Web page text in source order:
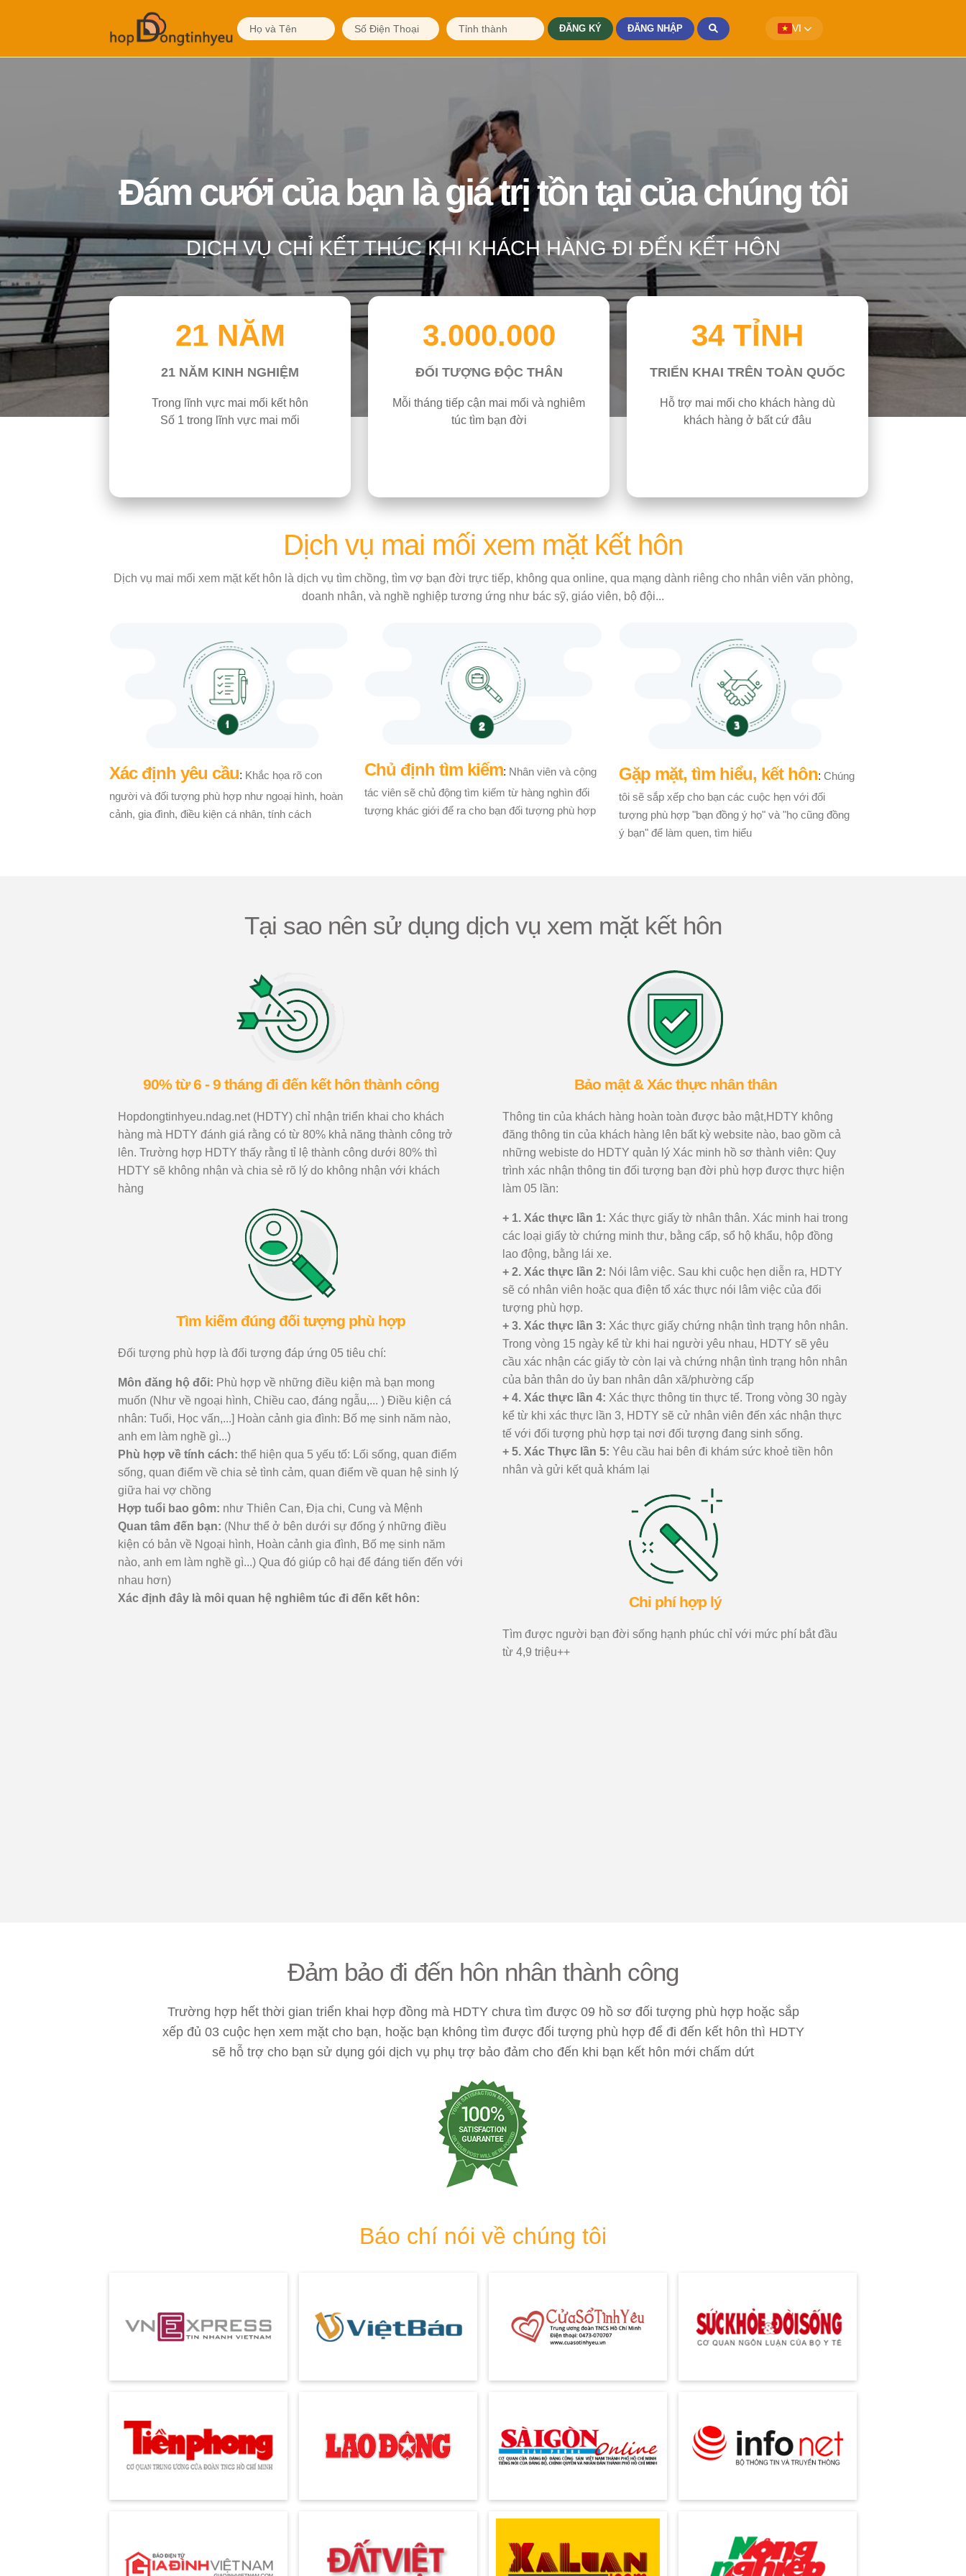
ĐĂNG KÝ ĐĂNG NHẬP VI
Đám cưới của bạn là giá trị tồn tại của chúng tôi
DỊCH VỤ CHỈ KẾT THÚC KHI KHÁCH HÀNG ĐI ĐẾN KẾT HÔN
21 NĂM
21 NĂM KINH NGHIỆM
Trong lĩnh vực mai mối kết hôn
Số 1 trong lĩnh vực mai mối
3.000.000
ĐỐI TƯỢNG ĐỘC THÂN
Mỗi tháng tiếp cận mai mối và nghiêm
túc tìm bạn đời
34 TỈNH
TRIỂN KHAI TRÊN TOÀN QUỐC
Hỗ trợ mai mối cho khách hàng dù
khách hàng ở bất cứ đâu
Dịch vụ mai mối xem mặt kết hôn
Dịch vụ mai mối xem mặt kết hôn là dịch vụ tìm chồng, tìm vợ bạn đời trực tiếp, không qua online, qua mạng dành riêng cho nhân viên văn phòng,
doanh nhân, và nghề nghiệp tương ứng như bác sỹ, giáo viên, bộ đội...
Xác định yêu cầu: Khắc họa rõ con
người và đối tượng phù hợp như ngoại hình, hoàn
cảnh, gia đình, điều kiện cá nhân, tính cách
Chủ định tìm kiếm: Nhân viên và cộng
tác viên sẽ chủ động tìm kiếm từ hàng nghìn đối
tượng khác giới để ra cho bạn đối tượng phù hợp
Gặp mặt, tìm hiểu, kết hôn:Chúng
tôi sẽ sắp xếp cho bạn các cuộc hẹn với đối
tượng phù hợp "bạn đồng ý họ" và "họ cũng đồng
ý bạn" để làm quen, tìm hiểu
Tại sao nên sử dụng dịch vụ xem mặt kết hôn
90% từ 6 - 9 tháng đi đến kết hôn thành công
Hopdongtinhyeu.ndag.net (HDTY) chỉ nhận triển khai cho khách
hàng mà HDTY đánh giá rằng có từ 80% khả năng thành công trở
lên. Trường hợp HDTY thấy rằng tỉ lệ thành công dưới 80% thì
HDTY sẽ không nhận và chia sẻ rõ lý do không nhận với khách
hàng
Tìm kiếm đúng đối tượng phù hợp
Đối tượng phù hợp là đối tượng đáp ứng 05 tiêu chí:
Môn đăng hộ đối: Phù hợp về những điều kiện mà bạn mong
muốn (Như về ngoại hình, Chiều cao, đáng ngẫu,... ) Điều kiện cá
nhân: Tuổi, Học vấn,...] Hoàn cảnh gia đình: Bố mẹ sinh năm nào,
anh em làm nghề gì...)
Phù hợp về tính cách: thể hiện qua 5 yếu tố: Lối sống, quan điểm
sống, quan điểm về chia sẻ tình cảm, quan điểm về quan hệ sinh lý
giữa hai vợ chồng
Hợp tuổi bao gôm: như Thiên Can, Địa chi, Cung và Mệnh
Quan tâm đến bạn: (Như thể ở bên dưới sự đống ý những điều
kiện có bản về Ngoại hình, Hoàn cảnh gia đình, Bố mẹ sinh năm
nào, anh em làm nghề gì...) Qua đó giúp cô hại để đáng tiến đến với
nhau hơn)
Xác định đây là môi quan hệ nghiêm túc đi đến kết hôn:
Bảo mật & Xác thực nhân thân
Thông tin của khách hàng hoàn toàn được bảo mật,HDTY không
đăng thông tin của khách hàng lên bất kỳ website nào, bao gồm cả
những webiste do HDTY quản lý Xác minh hồ sơ thành viên: Quy
trình xác nhận thông tin đối tượng bạn đời phù hợp được thực hiện
làm 05 lần:
+ 1. Xác thực lần 1: Xác thực giấy tờ nhân thân. Xác minh hai trong
các loại giấy tờ chứng minh thư, bằng cấp, sổ hộ khẩu, hộp đồng
lao động, bằng lái xe.
+ 2. Xác thực lần 2: Nói lâm việc. Sau khi cuộc hẹn diễn ra, HDTY
sẽ có nhân viên hoặc qua điện tổ xác thực nói lâm việc của đối
tượng phù hợp.
+ 3. Xác thực lần 3: Xác thực giấy chứng nhận tình trạng hôn nhân.
Trong vòng 15 ngày kể từ khi hai người yêu nhau, HDTY sẽ yêu
cầu xác nhận các giấy tờ còn lại và chứng nhận tình trạng hôn nhân
của bản thân do ủy ban nhân dân xã/phường cấp
+ 4. Xác thực lần 4: Xác thực thông tin thực tế. Trong vòng 30 ngày
kể từ khi xác thực lần 3, HDTY sẽ cử nhân viên đến xác nhận thực
tế với đối tượng phù hợp tại nơi đối tượng đang sinh sống.
+ 5. Xác Thực lần 5: Yêu cầu hai bên đi khám sức khoẻ tiền hôn
nhân và gửi kết quả khám lại
Chi phí hợp lý
Tìm được người bạn đời sống hạnh phúc chỉ với mức phí bắt đầu
từ 4,9 triệu++
Đảm bảo đi đến hôn nhân thành công
Trường hợp hết thời gian triển khai hợp đồng mà HDTY chưa tìm được 09 hồ sơ đối tượng phù hợp hoặc sắp
xếp đủ 03 cuộc hẹn xem mặt cho bạn, hoặc bạn không tìm được đối tượng phù hợp để đi đến kết hôn thì HDTY
sẽ hỗ trợ cho bạn sử dụng gói dịch vụ phụ trợ bảo đảm cho đến khi bạn kết hôn mới chấm dứt
Báo chí nói về chúng tôi